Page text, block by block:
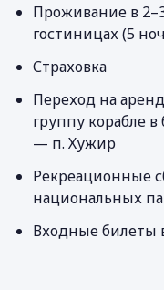
Проживание в
гостиницах (5
Страховка
Переход на
группу корабле
— п. Хужир
Рекреационные
национальных
Входные билеты